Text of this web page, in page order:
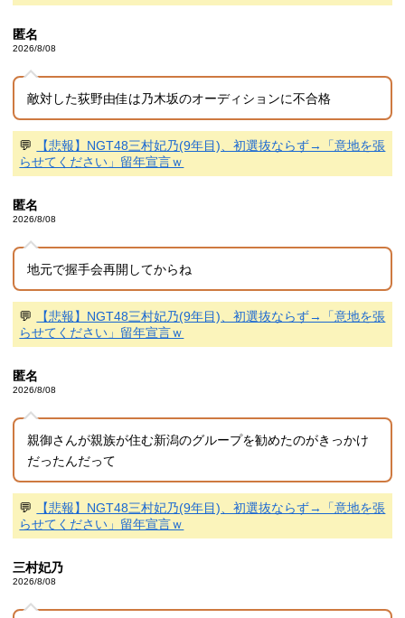
匿名
2026/8/08
敵対した荻野由佳は乃木坂のオーディションに不合格
💬
【悲報】NGT48三村妃乃(9年目)、初選抜ならず→「意地を張
らせてください」留年宣言ｗ
匿名
2026/8/08
地元で握手会再開してからね
💬
【悲報】NGT48三村妃乃(9年目)、初選抜ならず→「意地を張
らせてください」留年宣言ｗ
匿名
2026/8/08
親御さんが親族が住む新潟のグループを勧めたのがきっかけ
だったんだって
💬
【悲報】NGT48三村妃乃(9年目)、初選抜ならず→「意地を張
らせてください」留年宣言ｗ
三村妃乃
2026/8/08